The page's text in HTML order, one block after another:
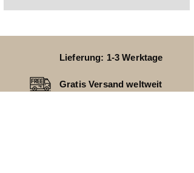
Lieferung: 1-3 Werktage
Gratis Versand weltweit